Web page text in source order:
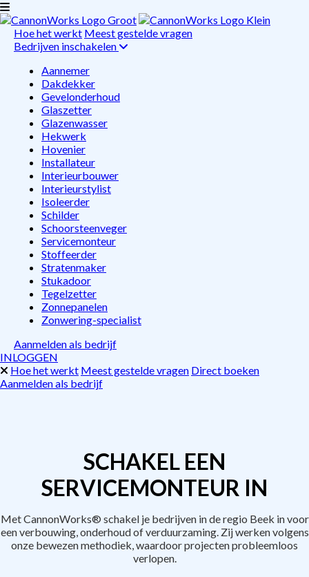
Hoe het werkt Meest gestelde vragen
Bedrijven inschakelen
Aannemer
Dakdekker
Gevelonderhoud
Glaszetter
Glazenwasser
Hekwerk
Hovenier
Installateur
Interieurbouwer
Interieurstylist
Isoleerder
Schilder
Schoorsteenveger
Servicemonteur
Stoffeerder
Stratenmaker
Stukadoor
Tegelzetter
Zonnepanelen
Zonwering-specialist
Aanmelden als bedrijf
INLOGGEN
Hoe het werkt Meest gestelde vragen Direct boeken
Aanmelden als bedrijf
SCHAKEL EEN
SERVICEMONTEUR IN
Met CannonWorks® schakel je bedrijven in de regio Beek in voor
een verbouwing, onderhoud of verduurzaming. Zij werken volgens
onze bewezen methodiek, waardoor projecten probleemloos
verlopen.